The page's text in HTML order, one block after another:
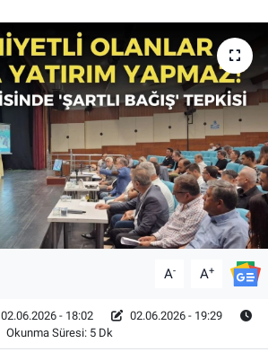
A- A+
02.06.2026 - 18:02
02.06.2026 - 19:29
Okunma Süresi: 5 Dk